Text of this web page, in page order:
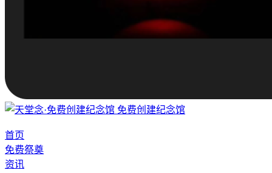
免费创建纪念馆
首页
免费祭奠
资讯